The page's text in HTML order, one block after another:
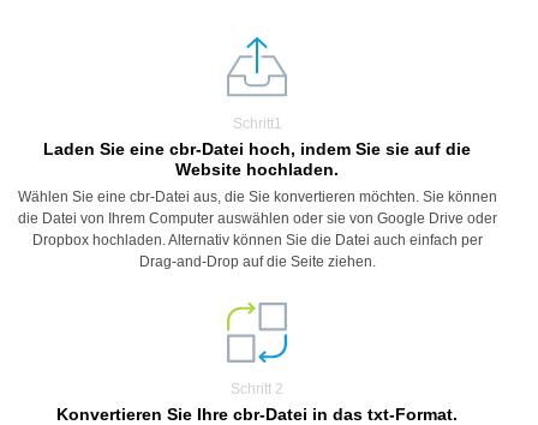
Schritt1
Laden Sie eine cbr-Datei hoch, indem Sie sie auf die
Website hochladen.
Wählen Sie eine cbr-Datei aus, die Sie konvertieren möchten. Sie können
die Datei von Ihrem Computer auswählen oder sie von Google Drive oder
Dropbox hochladen. Alternativ können Sie die Datei auch einfach per
Drag-and-Drop auf die Seite ziehen.
Schritt 2
Konvertieren Sie Ihre cbr-Datei in das txt-Format.